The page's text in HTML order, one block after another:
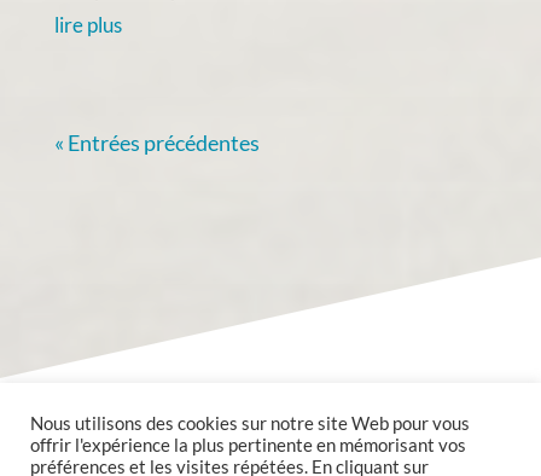
lire plus
« Entrées précédentes
Nous utilisons des cookies sur notre site Web pour vous
offrir l'expérience la plus pertinente en mémorisant vos
préférences et les visites répétées. En cliquant sur